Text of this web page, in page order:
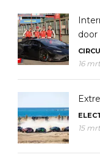
16
15